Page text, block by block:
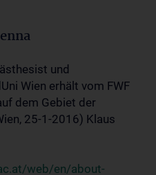
und
Wien erhält vom FWF
dem Gebiet der
25-1-2016) Klaus
web/en/about-